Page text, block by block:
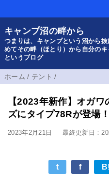
キャンプ沼の畔から
つまりは、キャンプという沼から
めてその畔（ほとり）から自分の
というブログ
ホーム / テント /
【2023年新作】オガ
ズにタイプ78Rが登場！
2023年2月21日
最終更新日：
t f B!